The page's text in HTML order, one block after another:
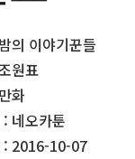
의 이야기꾼들
원표
화
네오카툰
: 2016-10-07